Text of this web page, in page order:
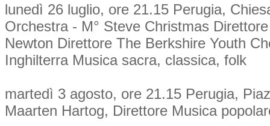
lunedì 26 luglio, ore 21.15 Perugia,
Orchestra - M° Steve Christmas
Newton Direttore The Berkshire Youth
Inghilterra Musica sacra, classica, folk
martedì 3 agosto, ore 21.15 Perugia,
Maarten Hartog, Direttore Musica